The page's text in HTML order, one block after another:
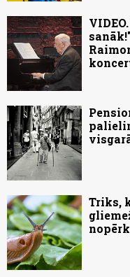
Triks,